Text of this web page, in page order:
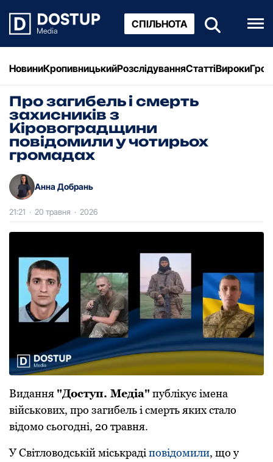
СПІЛЬНОТА
НовиниКропивницькийРозслідуванняСтаттіВироки
Про загибель і смерть
захисників з
Кіровоградщини
повідомили у чотирьох
громадах
Анна Добрань
21:21 · 20 травня · 2026
Видання "Доступ. Медіа" публікує імена
військових, про загибель і смерть яких стало
відомо сьогодні, 20 травня.
У Світловодській міськраді повідомили, що у